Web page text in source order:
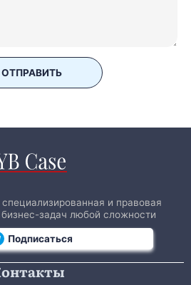
ОТПРАВИТЬ
и правовая
задач любой сложности
Подписаться